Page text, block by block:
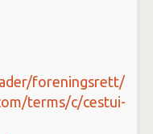
foreningsrett/
terms/c/cestui-